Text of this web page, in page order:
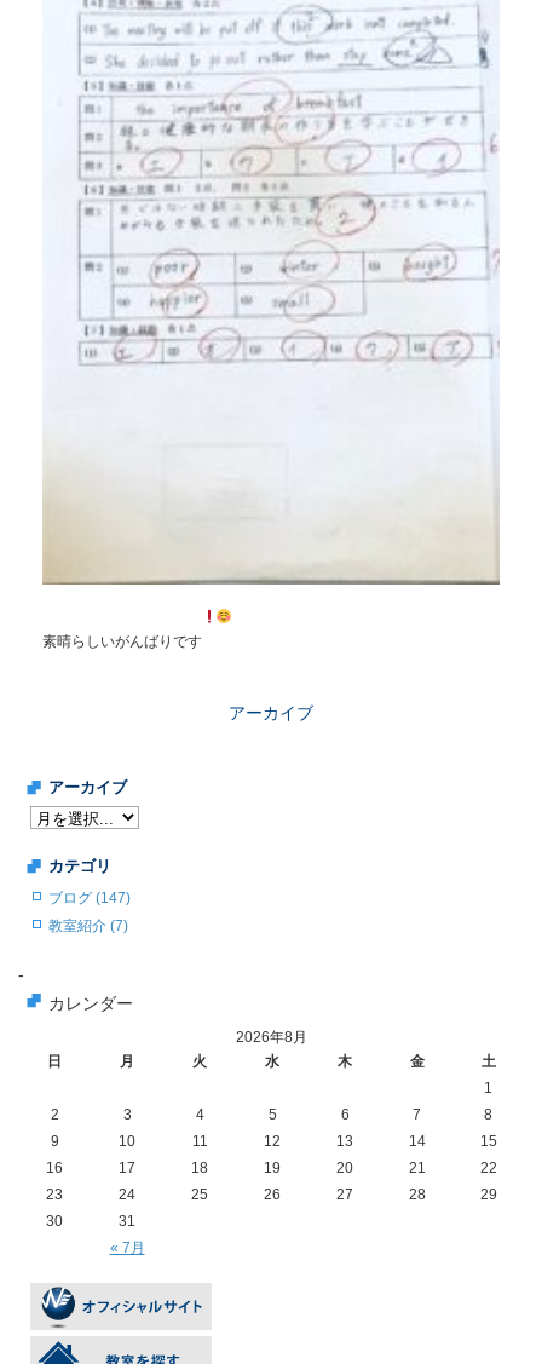
素晴らしいがんばりです
アーカイブ
アーカイブ
カテゴリ
ブログ (147)
教室紹介 (7)
-
カレンダー
2026年8月
日
月 火 水 木 金 土
« 7月
1
2
3 4 5 6 7
8
9
10 11 12 13 14
15
16
17 18 19 20 21
22
23
24 25 26 27 28
29
30
31